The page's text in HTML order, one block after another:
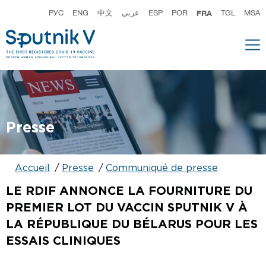
РУС ENG 中文 عربي ESP POR FRA TGL MSA
Presse
Accueil Presse Communiqué de presse
LE RDIF ANNONCE LA FOURNITURE DU
PREMIER LOT DU VACCIN SPUTNIK V À
LA RÉPUBLIQUE DU BÉLARUS POUR LES
ESSAIS CLINIQUES